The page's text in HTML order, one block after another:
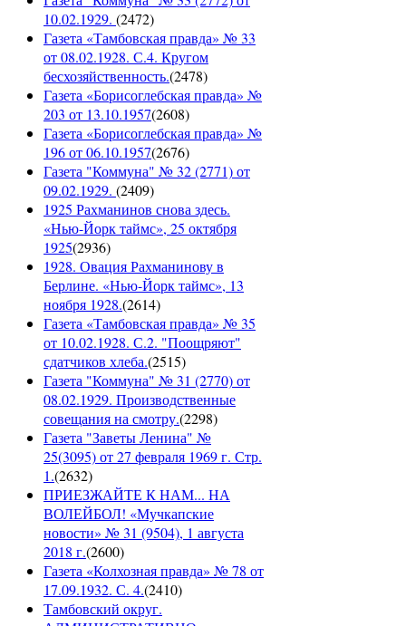
10.02.1929. (2472)
Газета «Тамбовская правда» № 33
от 08.02.1928. С.4. Кругом
бесхозяйственность.(2478)
Газета «Борисоглебская правда» №
203 от 13.10.1957(2608)
Газета «Борисоглебская правда» №
196 от 06.10.1957(2676)
Газета "Коммуна" № 32 (2771) от
09.02.1929. (2409)
1925 Рахманинов снова здесь.
«Нью-Йорк таймс», 25 октября
1925(2936)
1928. Овация Рахманинову в
Берлине. «Нью-Йорк таймс», 13
ноября 1928.(2614)
Газета «Тамбовская правда» № 35
от 10.02.1928. С.2. "Поощряют"
сдатчиков хлеба.(2515)
Газета "Коммуна" № 31 (2770) от
08.02.1929. Производственные
совещания на смотру.(2298)
Газета "Заветы Ленина" №
25(3095) от 27 февраля 1969 г. Стр.
1.(2632)
ПРИЕЗЖАЙТЕ К НАМ... НА
ВОЛЕЙБОЛ! «Мучкапские
новости» № 31 (9504), 1 августа
2018 г.(2600)
Газета «Колхозная правда» № 78 от
17.09.1932. С. 4.(2410)
Тамбовский округ.